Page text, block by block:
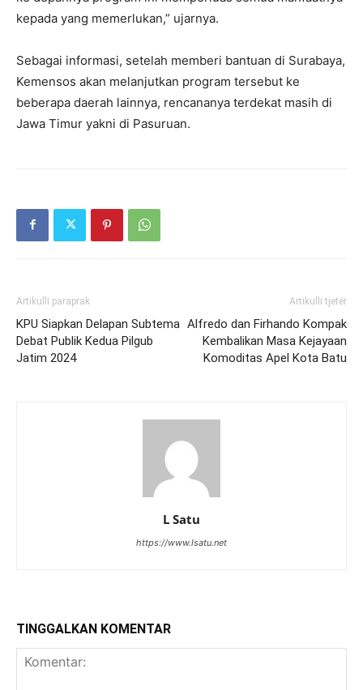
kepada yang memerlukan,” ujarnya.
Sebagai informasi, setelah memberi bantuan di Surabaya,
Kemensos akan melanjutkan program tersebut ke
beberapa daerah lainnya, rencananya terdekat masih di
Jawa Timur yakni di Pasuruan.
Artikulli paraprak
KPU Siapkan Delapan Subtema
Debat Publik Kedua Pilgub
Jatim 2024
Artikulli tjetër
Alfredo dan Firhando Kompak
Kembalikan Masa Kejayaan
Komoditas Apel Kota Batu
L Satu
https://www.lsatu.net
TINGGALKAN KOMENTAR